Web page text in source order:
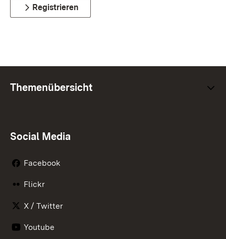
Registrieren
Themenübersicht
Social Media
Facebook
Flickr
X / Twitter
Youtube